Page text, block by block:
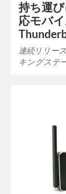
持ち運
応モバ
連続リリー
キングステ